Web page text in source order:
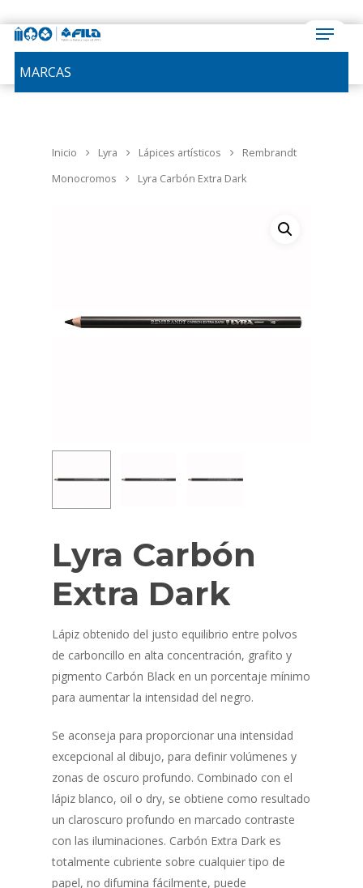
MARCAS
Inicio Lyra Lápices artísticos
Rembrandt
Monocromos
Lyra Carbón Extra Dark
Lyra Carbón
Extra Dark
Lápiz obtenido del justo equilibrio entre polvos
de carboncillo en alta concentración, grafito y
pigmento Carbón Black en un porcentaje mínimo
para aumentar la intensidad del negro.
Se aconseja para proporcionar una intensidad
excepcional al dibujo, para definir volúmenes y
zonas de oscuro profundo. Combinado con el
lápiz blanco, oil o dry, se obtiene como resultado
un claroscuro profundo en marcado contraste
con las iluminaciones. Carbón Extra Dark es
totalmente cubriente sobre cualquier tipo de
papel, no difumina fácilmente, puede